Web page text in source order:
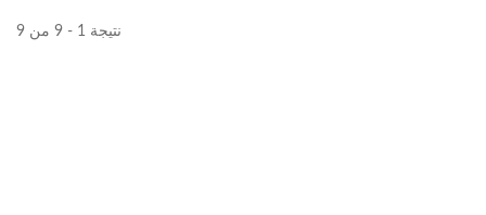
نتيجة 1 - 9 من 9